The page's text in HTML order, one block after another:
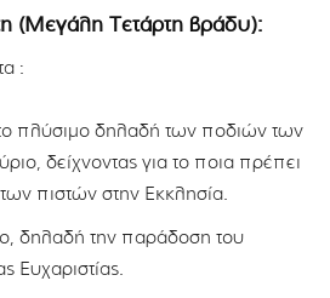
(Μεγάλη Τετάρτη βράδυ):
:
πλύσιμο δηλαδή των ποδιών των
δείχνοντας για το ποια πρέπει
των πιστών στην Εκκλησία.
δηλαδή την παράδοση του
Ευχαριστίας.